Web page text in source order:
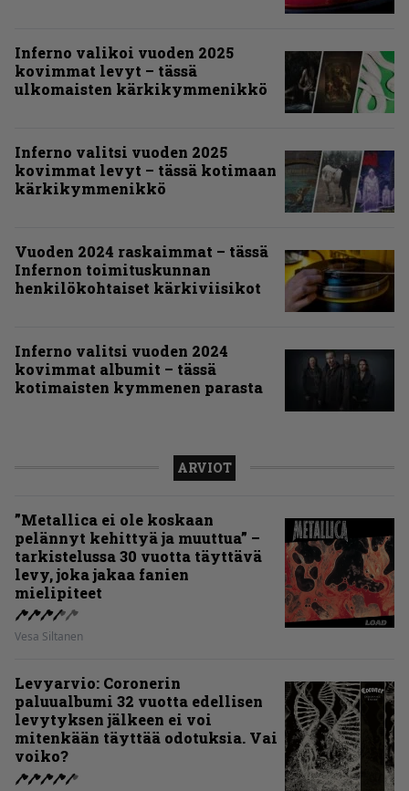
Inferno valikoi vuoden 2025
kovimmat levyt – tässä
ulkomaisten kärkikymmenikkö
Inferno valitsi vuoden 2025
kovimmat levyt – tässä kotimaan
kärkikymmenikkö
Vuoden 2024 raskaimmat – tässä
Infernon toimituskunnan
henkilökohtaiset kärkiviisikot
Inferno valitsi vuoden 2024
kovimmat albumit – tässä
kotimaisten kymmenen parasta
ARVIOT
”Metallica ei ole koskaan
pelännyt kehittyä ja muuttua” –
tarkistelussa 30 vuotta täyttävä
levy, joka jakaa fanien
mielipiteet
Vesa Siltanen
Levyarvio: Coronerin
paluualbumi 32 vuotta edellisen
levytyksen jälkeen ei voi
mitenkään täyttää odotuksia. Vai
voiko?